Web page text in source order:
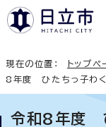
現在の位置： トップペ
8年度 ひたちっ子わく
令和8年度